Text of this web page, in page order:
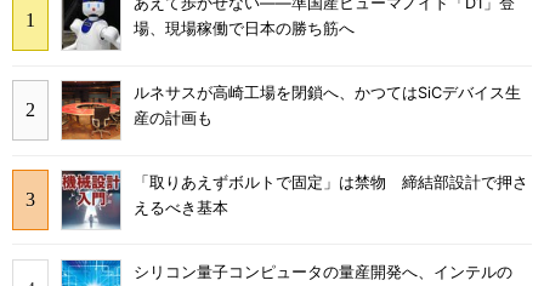
場、現場稼働で日本の勝ち筋へ
ルネサスが高崎工場を閉鎖へ、かつてはSiCデバイス生
産の計画も
「取りあえずボルトで固定」は禁物 締結部設計で押さ
えるべき基本
シリコン量子コンピュータの量産開発へ、インテルの